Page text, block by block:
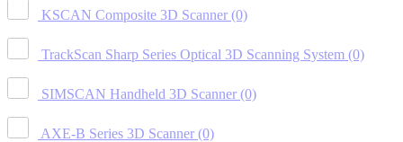
KSCAN Composite 3D Scanner (0)
TrackScan Sharp Series Optical 3D Scanning System (0)
SIMSCAN Handheld 3D Scanner (0)
AXE-B Series 3D Scanner (0)